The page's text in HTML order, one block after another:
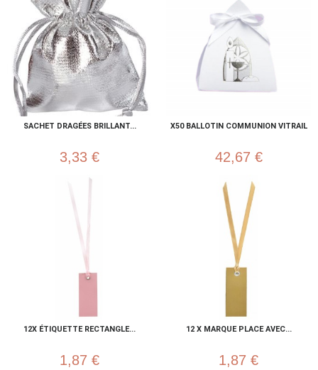
SACHET DRAGÉES BRILLANT...
3,33 €
X50 BALLOTIN COMMUNION VITRAIL
42,67 €
12X ÉTIQUETTE RECTANGLE...
1,87 €
12 X MARQUE PLACE AVEC...
1,87 €